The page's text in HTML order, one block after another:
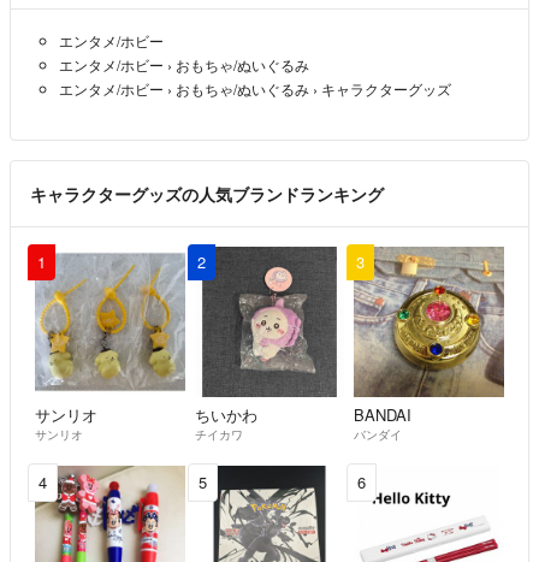
エンタメ/ホビー
エンタメ/ホビー › おもちゃ/ぬいぐるみ
エンタメ/ホビー › おもちゃ/ぬいぐるみ › キャラクターグッズ
キャラクターグッズの人気ブランドランキング
1
サンリオ
サンリオ
2
ちいかわ
チイカワ
3
BANDAI
バンダイ
4 5 6